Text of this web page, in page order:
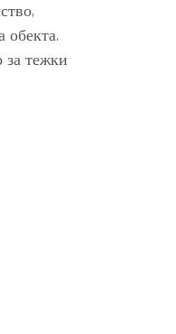
обекта.
за тежки